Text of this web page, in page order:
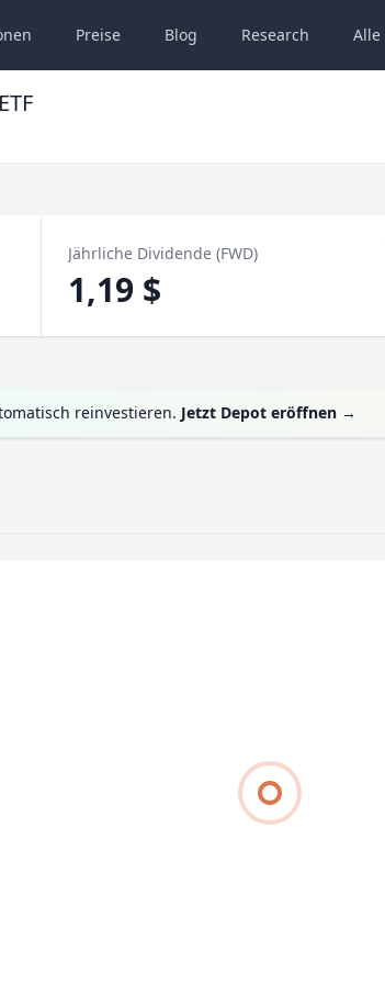
Preise Blog Research Alle
Jährliche Dividende (FWD)
1,19 $
reinvestieren. Jetzt Depot eröffnen →